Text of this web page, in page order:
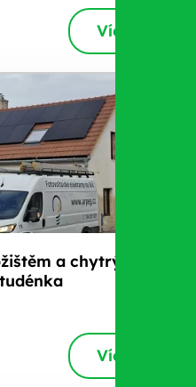
Více
a chytrým
Více